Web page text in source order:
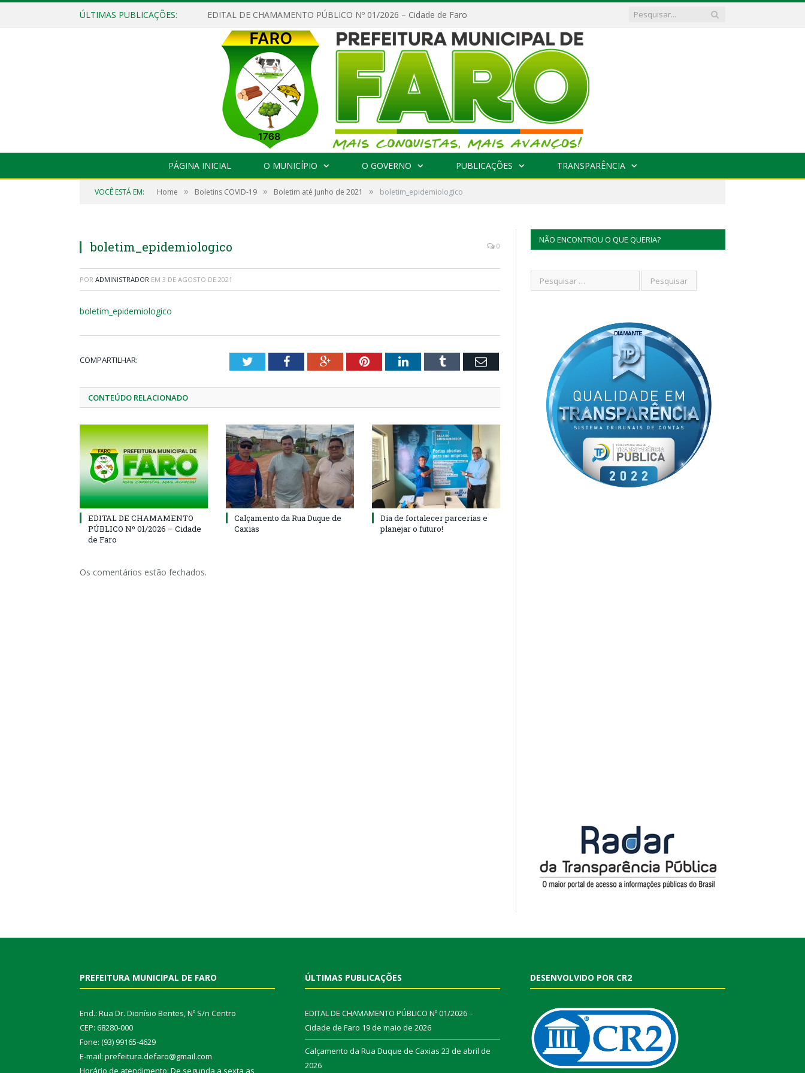
ÚLTIMAS PUBLICAÇÕES: EDITAL DE CHAMAMENTO PÚBLICO Nº 01/2026 – Cidade de Faro
PÁGINA INICIAL O MUNICÍPIO O GOVERNO PUBLICAÇÕES TRANSPARÊNCIA
VOCÊ ESTÁ EM: Home » Boletins COVID-19 » Boletim até Junho de 2021 » boletim_epidemiologico
boletim_epidemiologico 0
POR ADMINISTRADOR EM 3 DE AGOSTO DE 2021
boletim_epidemiologico
COMPARTILHAR: TwitterFacebookGoogle+PinterestLinkedInTumblr Email
CONTEÚDO RELACIONADO
EDITAL DE CHAMAMENTO
PÚBLICO Nº 01/2026 – Cidade
de Faro
Calçamento da Rua Duque de
Caxias
Dia de fortalecer parcerias e
planejar o futuro!
Os comentários estão fechados.
NÃO ENCONTROU O QUE QUERIA?
PREFEITURA MUNICIPAL DE FARO
End.: Rua Dr. Dionísio Bentes, Nº S/n Centro
CEP: 68280-000
Fone: (93) 99165-4629
E-mail: prefeitura.defaro@gmail.com
Horário de atendimento: De segunda a sexta as
ÚLTIMAS PUBLICAÇÕES
EDITAL DE CHAMAMENTO PÚBLICO Nº 01/2026 –
Cidade de Faro 19 de maio de 2026
Calçamento da Rua Duque de Caxias 23 de abril de
2026
DESENVOLVIDO POR CR2